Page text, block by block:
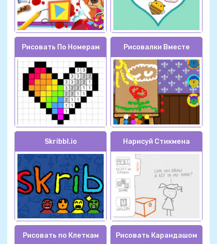
Рисовать По Номерам Рисовалки Вместе
Skribbl.io Нарисуй Стикмена
Рисовать по Клеткам Рисовать Карандашом